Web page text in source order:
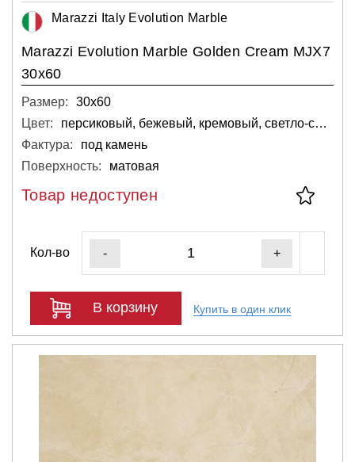
Marazzi Italy Evolution Marble
Marazzi Evolution Marble Golden Cream MJX7
30x60
Размер:
30х60
Цвет:
персиковый, бежевый, кремовый, светло-серый, светлый
Фактура:
под камень
Поверхность:
матовая
Товар недоступен
Кол-во - +
В корзину Купить в один клик